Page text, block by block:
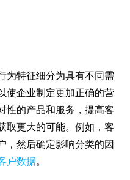
为特征细分为具有不同需
使企业制定更加正确的营
性的产品和服务，提高客
取更大的可能。例如，客
，然后确定影响分类的因
户数据。